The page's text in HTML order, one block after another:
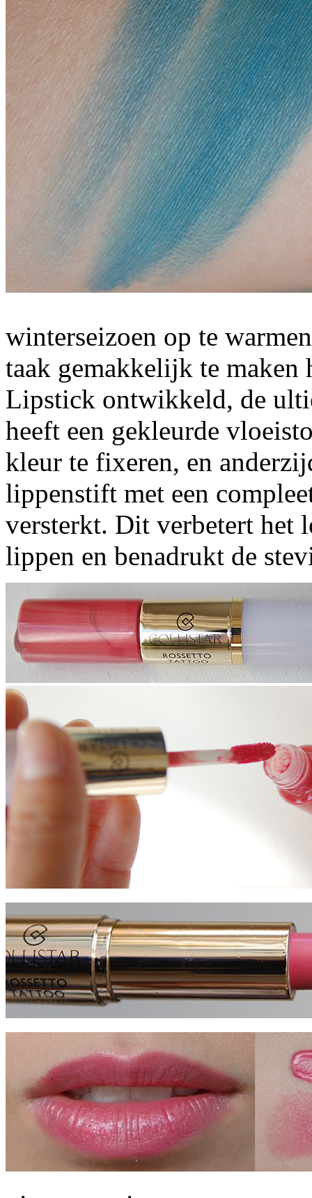
winterseizoen op te
taak gemakkelijk te maken
Lipstick ontwikkeld, de
heeft een gekleurde
kleur te fixeren, en
lippenstift met een
versterkt. Dit verbetert het
lippen en benadrukt de